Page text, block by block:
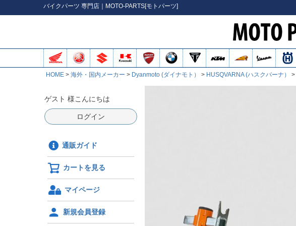
バイクパーツ 専門店｜MOTO-PARTS[モトパーツ]
HOME 海外・国内メーカー Dyanmoto (ダイナモト） HUSQVARNA (ハスクバーナ）
ゲスト 様こんにちは
ログイン
通販ガイド
カートを見る
マイページ
新規会員登録